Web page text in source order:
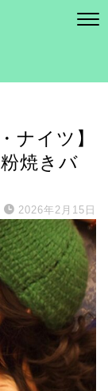
ナイツ】
焼きバ
2026年2月15日